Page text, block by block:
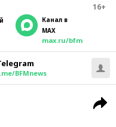
16+
Канал в
MAX
max.ru/bfm
BFMnews